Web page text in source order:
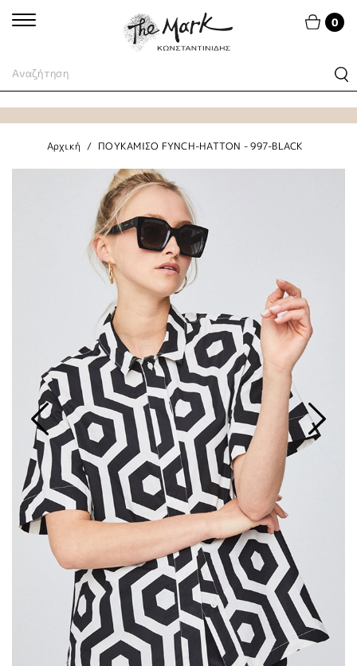
0
Αρχική ΠΟΥΚΑΜΙΣΟ FYNCH-HATTON - 997-BLACK